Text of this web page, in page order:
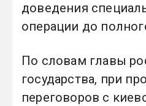
доведения
операции до
По словам главы
государства, при
переговоров с